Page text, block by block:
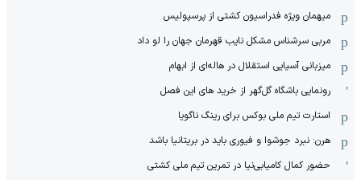
میهمان ویژه فدراسیون کشتی از پرسپولیس
مربی سرشناس مشکل نایب قهرمان جهان را لو داد
میزبانی آسیایی استقلال در هاله‌ای از ابهام
رونمایی باشگاه گل‌گهر از خرید های این فصل
استارت تیم ملی بوکس برای رینگ ناگویا
هرن: نبرد جوشوا و فیوری باید در بریتانیا باشد
حضور کمال کامیابی‌نیا در تمرین تیم ملی کشتی